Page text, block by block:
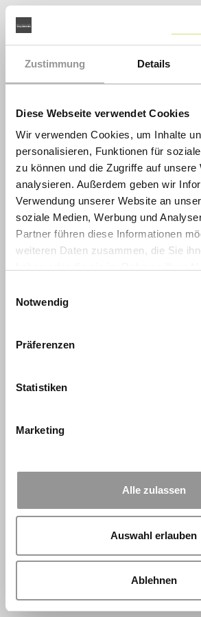
Zustimmung Details
Diese Webseite verwendet Cookies
Wir verwenden Cookies, um Inhalte
personalisieren, Funktionen für
zu können und die Zugriffe auf unsere
analysieren. Außerdem geben wir
Verwendung unserer Website an
soziale Medien, Werbung und
Partner führen diese Informationen
weiteren Daten zusammen, die Sie
Notwendig
Präferenzen
Statistiken
Marketing
Alle zulassen
Auswahl erlauben
Ablehnen